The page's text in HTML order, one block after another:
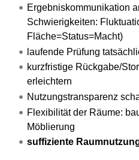
Ergebniskommunikation
Schwierigkeiten:
Fläche=Status=Macht)
laufende Prüfung
kurzfristige Rückgabe/
erleichtern
Nutzungstransparenz
Flexibilität der Räume:
Möblierung
suffiziente